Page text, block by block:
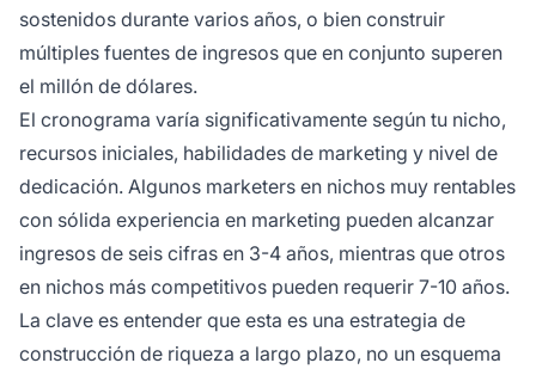
sostenidos durante varios años, o bien construir
múltiples fuentes de ingresos que en conjunto superen
el millón de dólares.
El cronograma varía significativamente según tu nicho,
recursos iniciales, habilidades de marketing y nivel de
dedicación. Algunos marketers en nichos muy rentables
con sólida experiencia en marketing pueden alcanzar
ingresos de seis cifras en 3-4 años, mientras que otros
en nichos más competitivos pueden requerir 7-10 años.
La clave es entender que esta es una estrategia de
construcción de riqueza a largo plazo, no un esquema